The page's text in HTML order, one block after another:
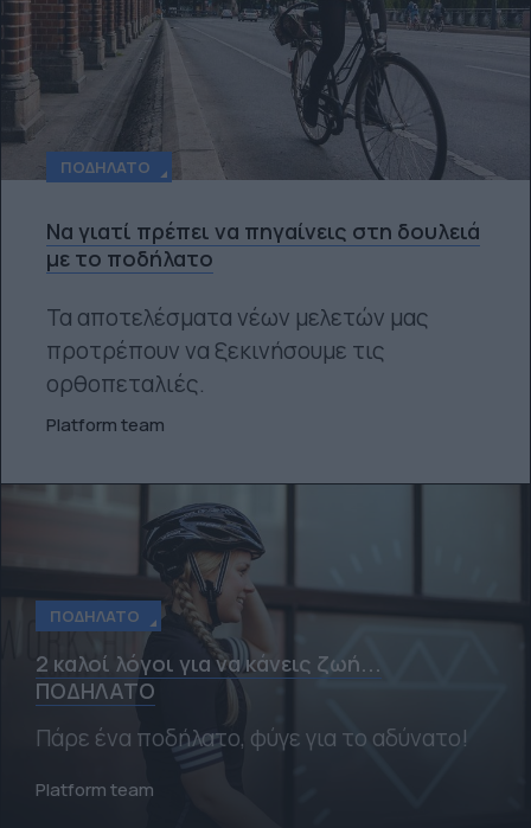
ΠΟΔΉΛΑΤΟ
Να γιατί πρέπει να πηγαίνεις στη δουλειά
με το ποδήλατο
Τα αποτελέσματα νέων μελετών μας
προτρέπουν να ξεκινήσουμε τις
ορθοπεταλιές.
Platform team
ΠΟΔΉΛΑΤΟ
2 καλοί λόγοι για να κάνεις ζωή...
ΠΟΔΗΛΑΤΟ
Πάρε ένα ποδήλατο, φύγε για το αδύνατο!
Platform team